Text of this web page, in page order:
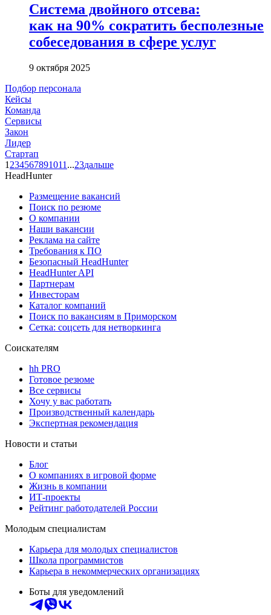
Система двойного отсева:
как на 90% сократить бесполезные
собеседования в сфере услуг
9 октября 2025
Подбор персонала
Кейсы
Команда
Сервисы
Закон
Лидер
Стартап
1 234567891011 ...23дальше
HeadHunter
Размещение вакансий
Поиск по резюме
О компании
Наши вакансии
Реклама на сайте
Требования к ПО
Безопасный HeadHunter
HeadHunter API
Партнерам
Инвесторам
Каталог компаний
Поиск по вакансиям в Приморском
Сетка: соцсеть для нетворкинга
Соискателям
hh PRO
Готовое резюме
Все сервисы
Хочу у вас работать
Производственный календарь
Экспертная рекомендация
Новости и статьи
Блог
О компаниях в игровой форме
Жизнь в компании
ИТ-проекты
Рейтинг работодателей России
Молодым специалистам
Карьера для молодых специалистов
Школа программистов
Карьера в некоммерческих организациях
Боты для уведомлений